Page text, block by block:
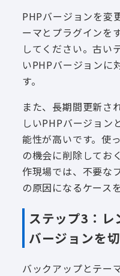
PHPバージョンを変
ーマとプラグインを
してください。古い
いPHPバージョンに
す。
また、長期間更新さ
しいPHPバージョン
能性が高いです。使
の機会に削除してお
作現場では、不要な
の原因になるケース
ステップ3：レ
バージョンを
バックアップとテー